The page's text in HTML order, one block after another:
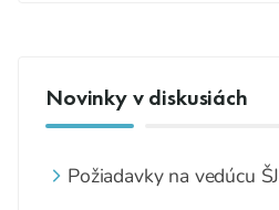
Novinky v diskusiách
Požiadavky na vedúcu ŠJ